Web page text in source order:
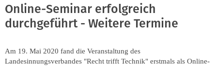
Online-Seminar erfolgreich
durchgeführt - Weitere Termine
Am 19. Mai 2020 fand die Veranstaltung des
Landesinnungsverbandes "Recht trifft Technik" erstmals als Online-